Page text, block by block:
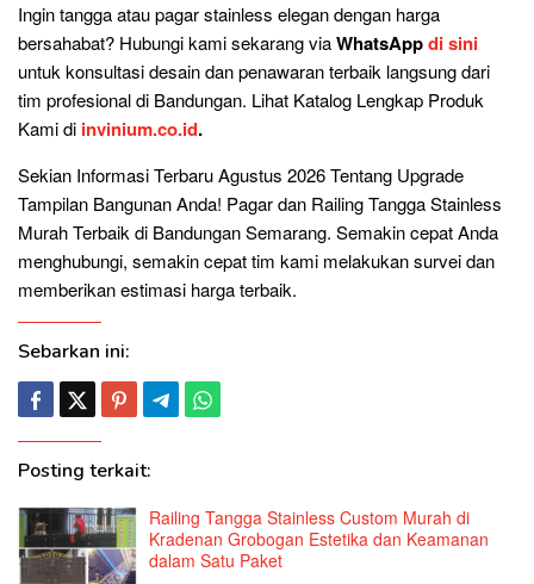
Ingin tangga atau pagar stainless elegan dengan harga
bersahabat? Hubungi kami sekarang viaWhatsAppdi sini
untuk konsultasi desain dan penawaran terbaik langsung dari
tim profesional di Bandungan. Lihat Katalog Lengkap Produk
Kami di invinium.co.id.
Sekian Informasi Terbaru Agustus 2026 Tentang Upgrade
Tampilan Bangunan Anda! Pagar dan Railing Tangga Stainless
Murah Terbaik di Bandungan Semarang. Semakin cepat Anda
menghubungi, semakin cepat tim kami melakukan survei dan
memberikan estimasi harga terbaik.
Sebarkan ini:
Posting terkait:
Railing Tangga Stainless Custom Murah di
Kradenan Grobogan Estetika dan Keamanan
dalam Satu Paket